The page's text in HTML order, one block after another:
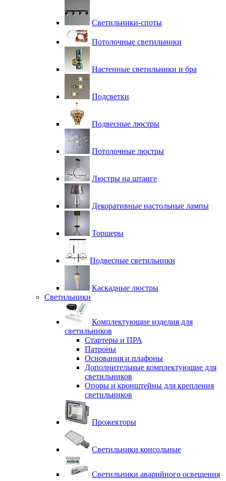
Светильники-споты
Потолочные светильники
Настенные светильники и бра
Подсветки
Подвесные люстры
Потолочные люстры
Люстры на штанге
Декоративные настольные лампы
Торшеры
Подвесные светильники
Каскадные люстры
Светильники
Комплектующие изделия для
светильников
Стартеры и ПРА
Патроны
Основания и плафоны
Дополнительные комплектующие для
светильников
Опоры и кронштейны для крепления
светильников
Прожекторы
Светильники консольные
Светильники аварийного освещения